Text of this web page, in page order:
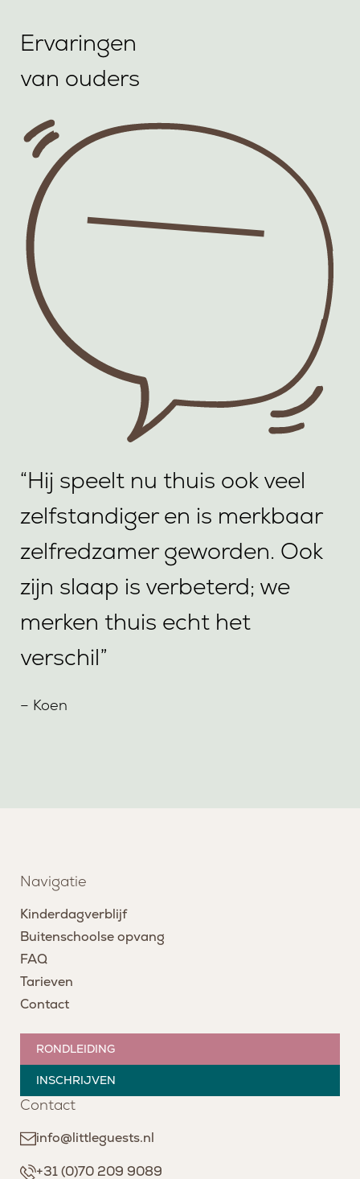
Ervaringen
van ouders
“Hij speelt nu thuis ook veel
zelfstandiger en is merkbaar
zelfredzamer geworden. Ook
zijn slaap is verbeterd; we
merken thuis echt het
verschil”
– Koen
Navigatie
Kinderdagverblijf
Buitenschoolse opvang
FAQ
Tarieven
Contact
RONDLEIDING
INSCHRIJVEN
Contact
info@littleguests.nl
+31 (0)70 209 9089